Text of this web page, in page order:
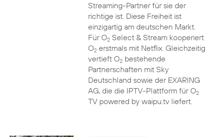
Streaming-Partner für sie der
richtige ist. Diese Freiheit ist
einzigartig am deutschen Markt.
Für O2Select & Stream kooperiert
O2erstmals mit Netflix. Gleichzeitig
vertieft O2bestehende
Partnerschaften mit Sky
Deutschland sowie der EXARING
AG, die die IPTV-Plattform für O2
TV powered by waipu.tv liefert.